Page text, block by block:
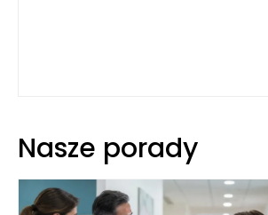
Nasze porady